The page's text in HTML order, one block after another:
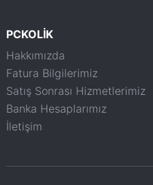
PCKOLİK
Hakkımızda
Fatura Bilgilerimiz
Satış Sonrası Hizmetlerimiz
Banka Hesaplarımız
İletişim